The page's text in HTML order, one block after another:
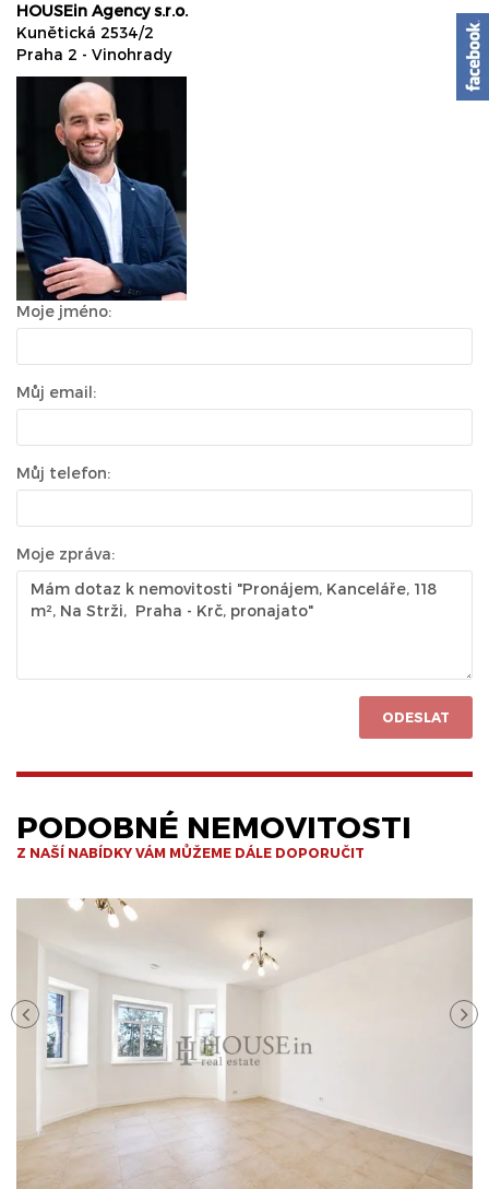
HOUSEin Agency s.r.o.
Kunětická 2534/2
Praha 2 - Vinohrady
Moje jméno:
Můj email:
Můj telefon:
Moje zpráva:
ODESLAT
PODOBNÉ NEMOVITOSTI
Z NAŠÍ NABÍDKY VÁM MŮŽEME DÁLE DOPORUČIT